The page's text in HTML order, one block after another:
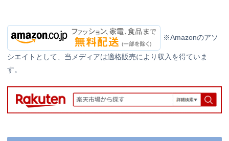
※Amazonのアソ
シエイトとして、当メディアは適格販売により収入を得ていま
す。